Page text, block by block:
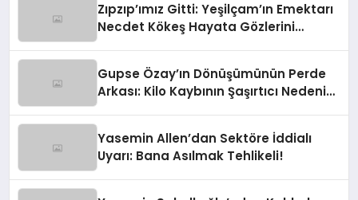
Zıpzıp’ımız Gitti: Yeşilçam’ın Emektarı
Necdet Kökeş Hayata Gözlerini
Gupse Özay’ın Dönüşümünün Perde
Arkası: Kilo Kaybının Şaşırtıcı Nedeni
Yasemin Allen’dan Sektöre İddialı
Uyarı: Bana Asılmak Tehlikeli!